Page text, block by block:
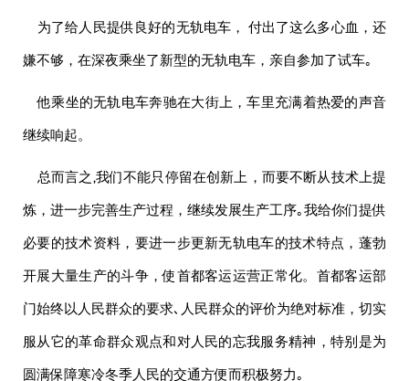
为了给人民提供良好的无轨电车， 付出了这么多心血，还
嫌不够，在深夜乘坐了新型的无轨电车，亲自参加了试车｡
他乘坐的无轨电车奔驰在大街上，车里充满着热爱的声音
继续响起。
总而言之,我们不能只停留在创新上，而要不断从技术上提
炼，进一步完善生产过程，继续发展生产工序｡我给你们提供
必要的技术资料，要进一步更新无轨电车的技术特点，蓬勃
开展大量生产的斗争，使首都客运运营正常化。首都客运部
门始终以人民群众的要求､人民群众的评价为绝对标准，切实
服从它的革命群众观点和对人民的忘我服务精神，特别是为
圆满保障寒冷冬季人民的交通方便而积极努力｡